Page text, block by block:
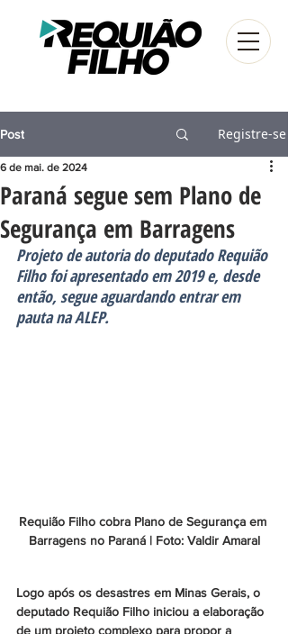
Post Registre-se
Paraná segue sem Plano de
Segurança em Barragens
6 de mai. de 2024
Projeto de autoria do deputado Requião
Filho foi apresentado em 2019 e, desde
então, segue aguardando entrar em
pauta na ALEP.
Requião Filho cobra Plano de Segurança em
Barragens no Paraná | Foto: Valdir Amaral
Logo após os desastres em Minas Gerais, o
deputado Requião Filho iniciou a elaboração
de um projeto complexo para propor a